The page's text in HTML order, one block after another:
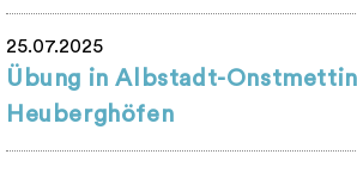
25.07.2025
Übung in Albstadt-
Heuberghöfen